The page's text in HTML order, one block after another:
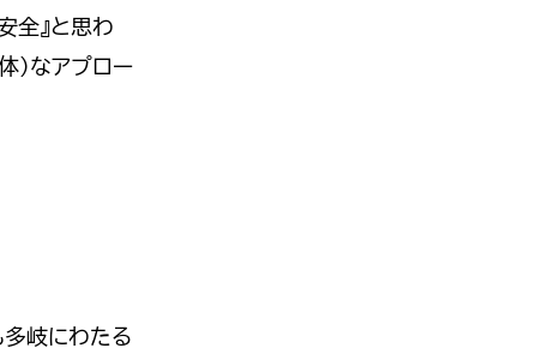
全』と思わ
）なアプロー
多岐にわたる